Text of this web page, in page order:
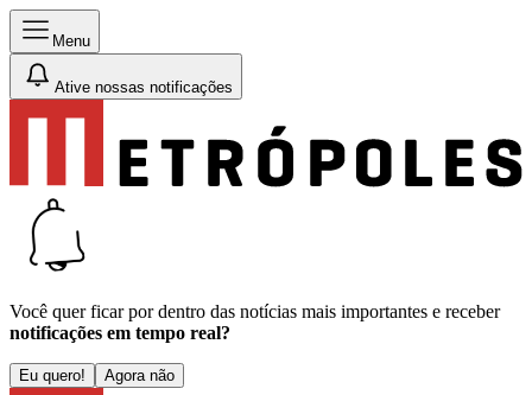
Menu
Ative nossas notificações
Você quer ficar por dentro das notícias mais importantes e receber
notificações em tempo real?
Eu quero! Agora não